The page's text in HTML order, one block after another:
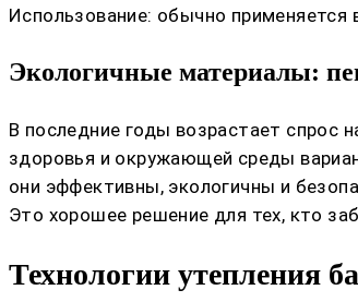
Использование: обычно применяется
Экологичные материалы:
В последние годы возрастает спрос
здоровья и окружающей среды
они эффективны, экологичны и
Это хорошее решение для тех, кто
Технологии утепления